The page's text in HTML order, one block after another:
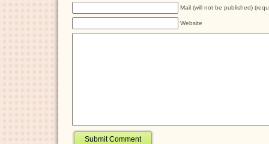
Mail (will not be published)
Website